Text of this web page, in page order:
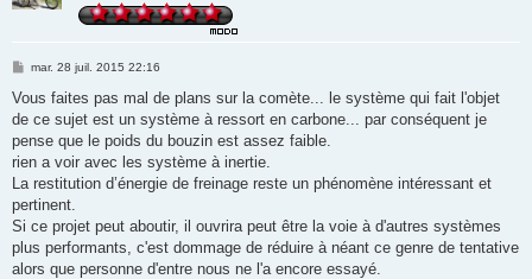
M
s
a
g
mar. 28 juil. 2015 22:16
Vous faites pas mal de plans sur la comète... le système qui fait l'objet
de ce sujet est un système à ressort en carbone... par conséquent je
pense que le poids du bouzin est assez faible.
rien a voir avec les système à inertie.
La restitution d’énergie de freinage reste un phénomène intéressant et
pertinent.
Si ce projet peut aboutir, il ouvrira peut être la voie à d'autres systèmes
plus performants, c'est dommage de réduire à néant ce genre de tentative
alors que personne d'entre nous ne l'a encore essayé.